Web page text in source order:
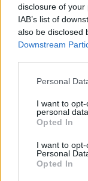
disclosure of
IAB’s list of
also be disclosed
Downstream
Personal
I want to
personal data.
Opted In
I want to
Personal
Opted In